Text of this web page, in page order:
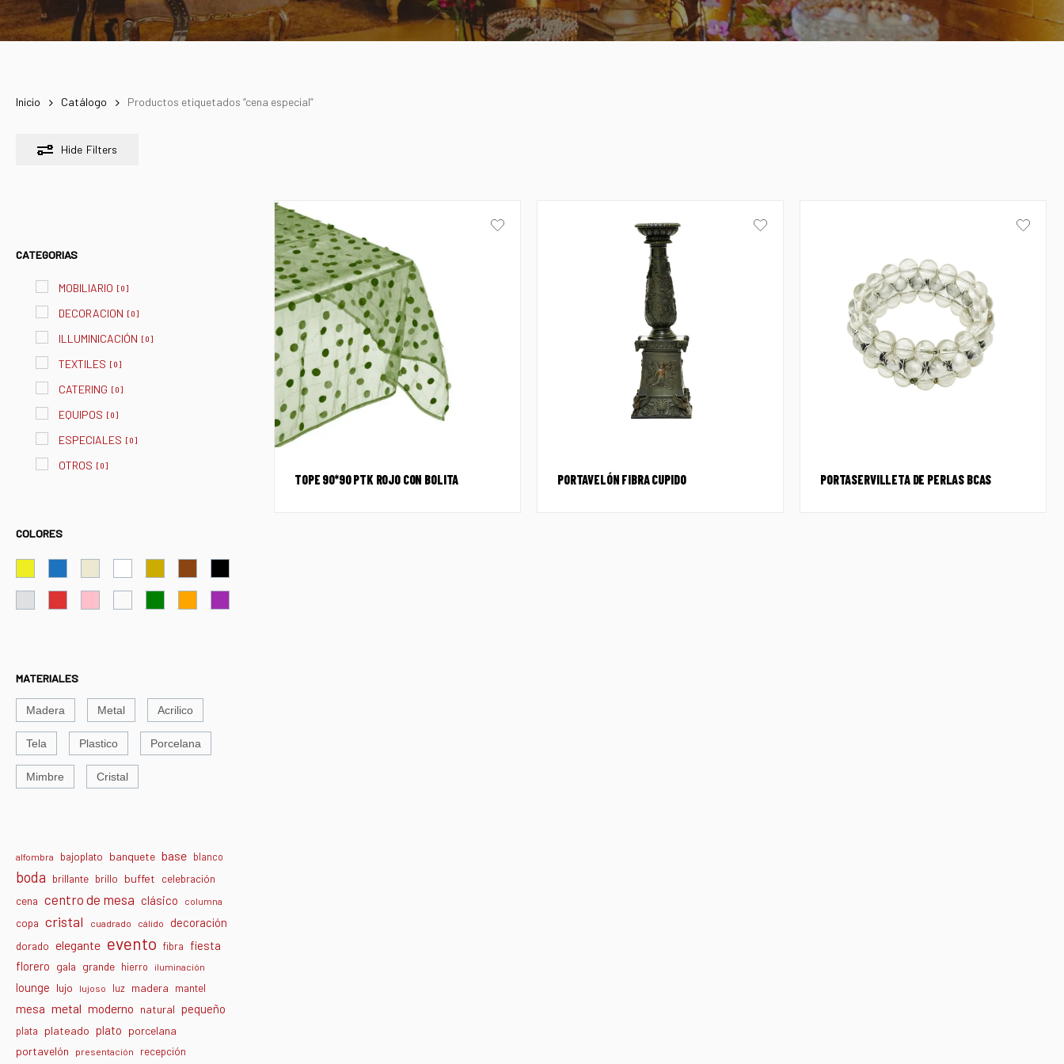
Inicio Catálogo Productos etiquetados “cena especial”
Hide Filters
CATEGORIAS
MOBILIARIO [0]
DECORACION [0]
ILLUMINICACIÓN [0]
TEXTILES [0]
CATERING [0]
EQUIPOS [0]
ESPECIALES [0]
OTROS [0]
COLORES
MATERIALES
Madera Metal Acrilico
Tela Plastico Porcelana
Mimbre Cristal
alfombra bajoplato banquete base blanco
boda brillante brillo buffet celebración
cena centro de mesa clásico columna
copa cristal cuadrado cálido decoración
dorado elegante evento fibra fiesta
florero gala grande hierro iluminación
lounge lujo lujoso luz madera mantel
mesa metal moderno natural pequeño
plata plateado plato porcelana
portavelón
presentación recepción
TOPE 90*90 PTK ROJO CON BOLITA PORTAVELÓN FIBRA CUPIDO PORTASERVILLETA DE PERLAS BCAS